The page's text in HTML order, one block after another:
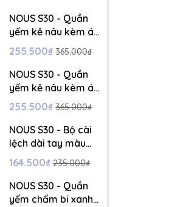
NOUS S30 - Quần
yếm kẻ nâu kèm áo
dài tay màu trắng -
3-6M - SS26.T5C
255.500₫ 365.000₫
NOUS S30 - Quần
yếm kẻ nâu kèm áo
dài tay màu trắng -
6-9M - SS26.T5C
255.500₫ 365.000₫
NOUS S30 - Bộ cài
lệch dài tay màu
vàng thêu trang trí
- 12-18M - SS26.T5C
164.500₫ 235.000₫
NOUS S30 - Quần
yếm chấm bi xanh